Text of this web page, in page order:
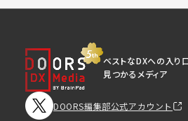
ベストなDXへの入り
見つかるメディア
DOORS編集部公式アカウント